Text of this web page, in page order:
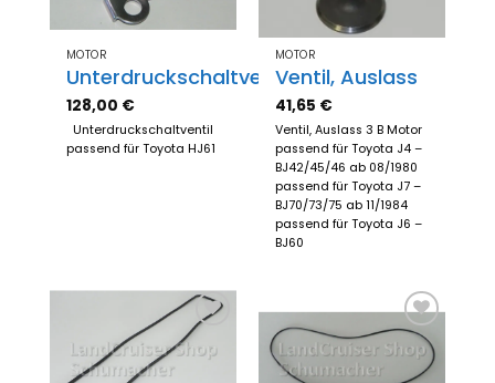
MOTOR
Unterdruckschaltventil
128,00 €
Unterdruckschaltventil
passend für Toyota HJ61
MOTOR
Ventil, Auslass
41,65 €
Ventil, Auslass 3 B Motor
passend für Toyota J4 –
BJ42/45/46 ab 08/1980
passend für Toyota J7 –
BJ70/73/75 ab 11/1984
passend für Toyota J6 –
BJ60
Zum
Merkzettel
hinzufügen
Zum
Merkzettel
hinzufügen